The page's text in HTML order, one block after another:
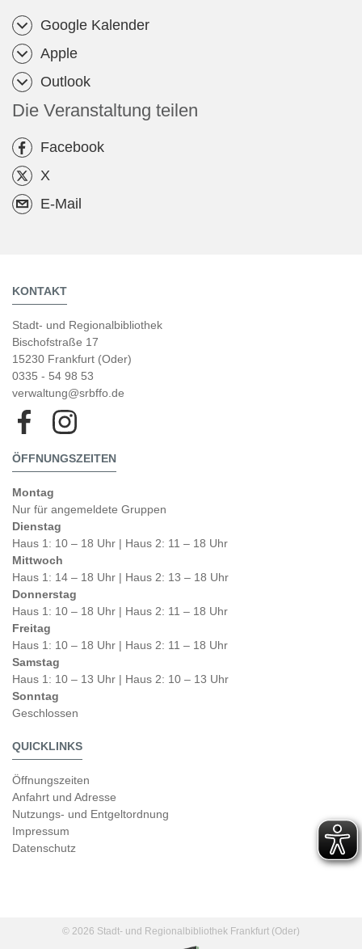
Google Kalender
Apple
Outlook
Die Veranstaltung teilen
Facebook
X
E-Mail
KONTAKT
Stadt- und Regionalbibliothek
Bischofstraße 17
15230 Frankfurt (Oder)
0335 - 54 98 53
verwaltung@srbffo.de
ÖFFNUNGSZEITEN
Montag
Nur für angemeldete Gruppen
Dienstag
Haus 1: 10 – 18 Uhr | Haus 2: 11 – 18 Uhr
Mittwoch
Haus 1: 14 – 18 Uhr | Haus 2: 13 – 18 Uhr
Donnerstag
Haus 1: 10 – 18 Uhr | Haus 2: 11 – 18 Uhr
Freitag
Haus 1: 10 – 18 Uhr | Haus 2: 11 – 18 Uhr
Samstag
Haus 1: 10 – 13 Uhr | Haus 2: 10 – 13 Uhr
Sonntag
Geschlossen
QUICKLINKS
Öffnungszeiten
Anfahrt und Adresse
Nutzungs- und Entgeltordnung
Impressum
Datenschutz
© 2026 Stadt- und Regionalbibliothek Frankfurt (Oder)